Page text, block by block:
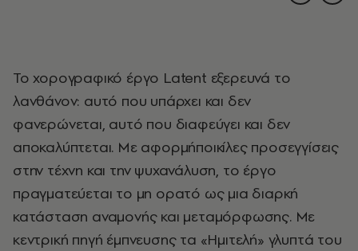
Το χορογραφικό έργο Latent εξερευνά το
λανθάνον: αυτό που υπάρχει και δεν
φανερώνεται, αυτό που διαφεύγει και δεν
αποκαλύπτεται. Με αφορμήποικίλες προσεγγίσεις
στην τέχνη και την ψυχανάλυση, το έργο
πραγματεύεται το μη ορατό ως μια διαρκή
κατάσταση αναμονής και μεταμόρφωσης. Με
κεντρική πηγή έμπνευσης τα «Ημιτελή» γλυπτά του